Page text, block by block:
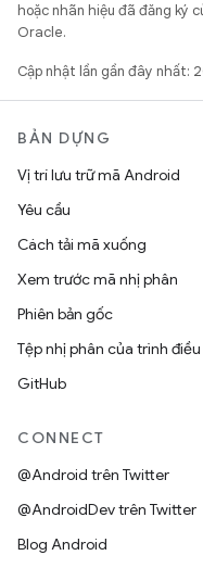
hoặc nhãn hiệu đã đăng ký
Oracle.
Cập nhật lần gần đây nhất:
BẢN DỰNG
Vị trí lưu trữ mã Android
Yêu cầu
Cách tải mã xuống
Xem trước mã nhị phân
Phiên bản gốc
Tệp nhị phân của trình
GitHub
CONNECT
@Android trên Twitter
@AndroidDev trên Twitter
Blog Android